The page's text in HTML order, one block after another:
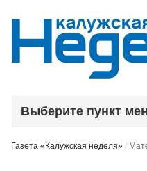
Выберите пункт
Газета «Калужская неделя» /